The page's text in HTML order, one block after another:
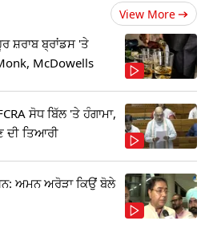
View More
ਸ਼ਰਾਬ ਬ੍ਰਾਂਡਸ 'ਤੇ
McDowells
ਸੋਧ ਬਿੱਲ 'ਤੇ ਹੰਗਾਮਾ,
ਦੀ ਤਿਆਰੀ
ਅਮਨ ਅਰੋੜਾ ਕਿਉਂ ਬੋਲੇ